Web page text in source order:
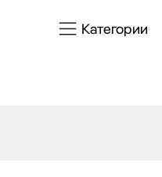
Категории